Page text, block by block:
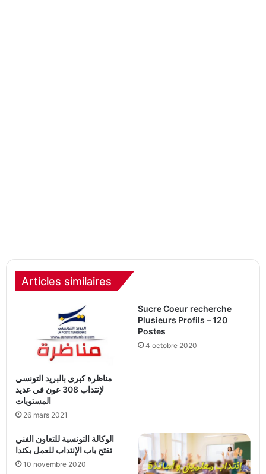
Articles similaires
مناظرة كبرى بالبريد التونسي
لإنتداب 308 عون في عديد
المستويات
26 mars 2021
Sucre Coeur recherche
Plusieurs Profils – 120
Postes
4 octobre 2020
الوكالة التونسية للتعاون الفني
تفتح باب الإنتداب للعمل بكندا
10 novembre 2020